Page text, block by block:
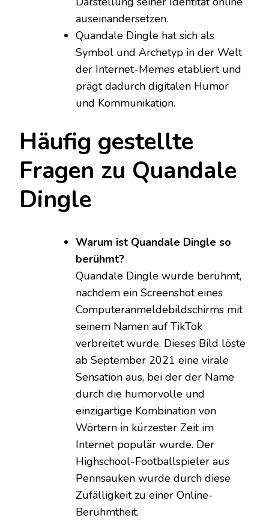
auseinandersetzen.
Quandale Dingle hat sich als
Symbol und Archetyp in der Welt
der Internet-Memes etabliert und
prägt dadurch digitalen Humor
und Kommunikation.
Häufig gestellte
Fragen zu Quandale
Dingle
Warum ist Quandale Dingle so
berühmt?
Quandale Dingle wurde berühmt,
nachdem ein Screenshot eines
Computeranmeldebildschirms mit
seinem Namen auf TikTok
verbreitet wurde. Dieses Bild löste
ab September 2021 eine virale
Sensation aus, bei der der Name
durch die humorvolle und
einzigartige Kombination von
Wörtern in kürzester Zeit im
Internet populär wurde. Der
Highschool-Footballspieler aus
Pennsauken wurde durch diese
Zufälligkeit zu einer Online-
Berühmtheit.